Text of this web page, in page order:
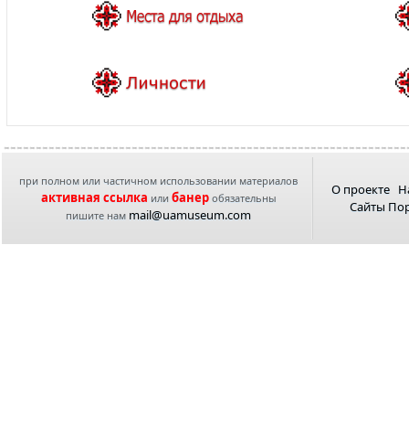
при полном или частичном использовании материалов
активная ссылка или банеробязательны
пишите нам mail@uamuseum.com
О проекте
Сайты